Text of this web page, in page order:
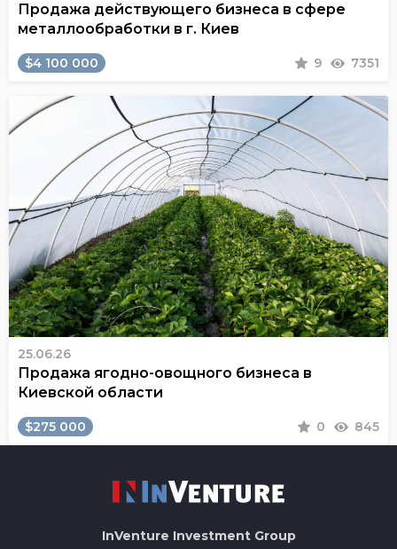
Продажа действующего бизнеса в сфере
металлообработки в г. Киев
$4 100 000 9 7351
25.06.26
Продажа ягодно-овощного бизнеса в
Киевской области
$275 000 0 845
InVenture Investment Group